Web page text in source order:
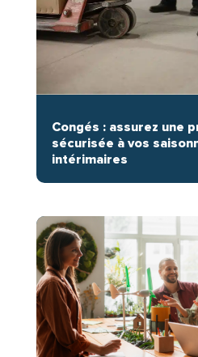
Congés : assurez une
sécurisée à vos
intérimaires